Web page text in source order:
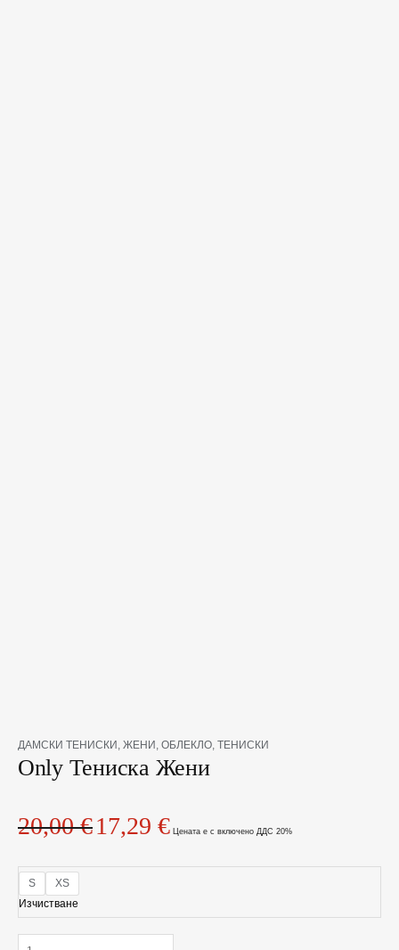
ДАМСКИ ТЕНИСКИ , ЖЕНИ , ОБЛЕКЛО, ТЕНИСКИ
Only Тениска Жени
20,00€
Original
was:
17,29 €
Текущата
цена
е:
Цената е с включено ДДС 20%
S
XS
Изчистване
количество
за
Only